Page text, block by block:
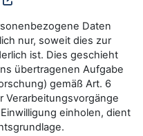
Daten
nur, soweit dies zur
ist. Dies geschieht
übertragenen Aufgabe
gemäß Art. 6
Verarbeitungsvorgänge
einholen, dient